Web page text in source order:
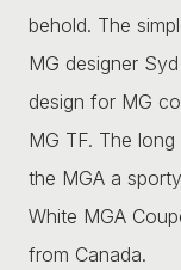
behold. The
MG designer
design for MG
MG TF. The
the MGA a
White MGA
from Canada.